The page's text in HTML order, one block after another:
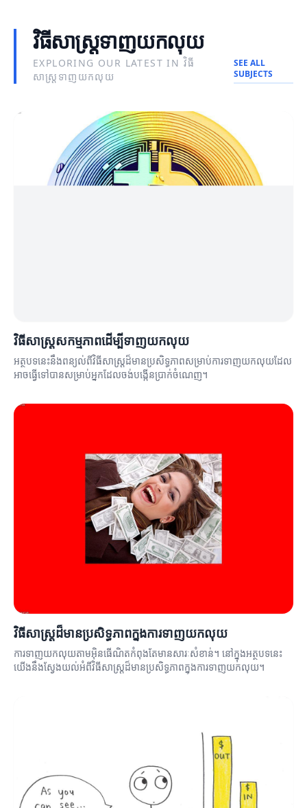
វិធីសាស្ត្រទាញយកលុយ
EXPLORING OUR LATEST IN វិធី
សាស្ត្រទាញយកលុយ
SEE ALL
SUBJECTS
វិធីសាស្ត្រសកម្មភាពដើម្បីទាញយកលុយ
អត្ថបទនេះនឹងពន្យល់ពីវិធីសាស្ត្រដ៏មានប្រសិទ្ធភាពសម្រាប់ការទាញយកលុយដែល
អាចធ្វើទៅបានសម្រាប់អ្នកដែលចង់បង្កើនប្រាក់ចំណេញ។
វិធីសាស្ត្រដ៏មានប្រសិទ្ធភាពក្នុងការទាញយកលុយ
ការទាញយកលុយតាមអ៊ិនធើណិតកំពុងតែមានសារៈសំខាន់។ នៅក្នុងអត្ថបទនេះ
យើងនឹងស្វែងយល់អំពីវិធីសាស្ត្រដ៏មានប្រសិទ្ធភាពក្នុងការទាញយកលុយ។